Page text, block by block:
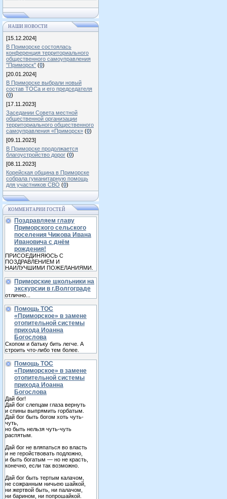
НАШИ НОВОСТИ
[15.12.2024]
В Приморске состоялась
конференция территориального
общественного самоуправления
"Приморск" (0)
[20.01.2024]
В Приморске выбрали новый
состав ТОСа и его председателя
(0)
[17.11.2023]
Заседании Совета местной
общественной организации
территориального общественного
самоуправления «Приморск» (0)
[09.11.2023]
В Приморске продолжается
благоустройство дорог (0)
[08.11.2023]
Корейская община в Приморске
собрала гуманитарную помощь
для участников СВО (0)
КОММЕНТАРИИ ГОСТЕЙ
Поздравляем главу
Приморского сельского
поселения Чижова Ивана
Ивановича с днём
рождения!
ПРИСОЕДИНЯЮСЬ С
ПОЗДРАВЛЕНИЕМ И
НАИЛУЧШИМИ ПОЖЕЛАНИЯМИ.
Приморские школьники на
экскурсии в г.Волгограде
отлично...
Помощь ТОС
«Приморское» в замене
отопительной системы
прихода Иоанна
Богослова
Скопом и батьку бить легче. А
строить что-либо тем более.
Помощь ТОС
«Приморское» в замене
отопительной системы
прихода Иоанна
Богослова
Дай бог!
Дай бог слепцам глаза вернуть
и спины выпрямить горбатым.
Дай бог быть богом хоть чуть-
чуть,
но быть нельзя чуть-чуть
распятым.
Дай бог не вляпаться во власть
и не геройствовать подложно,
и быть богатым — но не красть,
конечно, если так возможно.
Дай бог быть тертым калачом,
не сожранным ничьею шайкой,
ни жертвой быть, ни палачом,
ни барином, ни попрошайкой.